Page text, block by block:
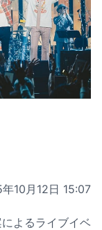
10月12日 15:07
よるライブイベ